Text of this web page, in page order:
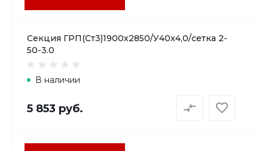
Секция ГРП(Ст3)1900х2850/У40х4,0/сетка 2-
50-3.0
В наличии
5 853 руб.